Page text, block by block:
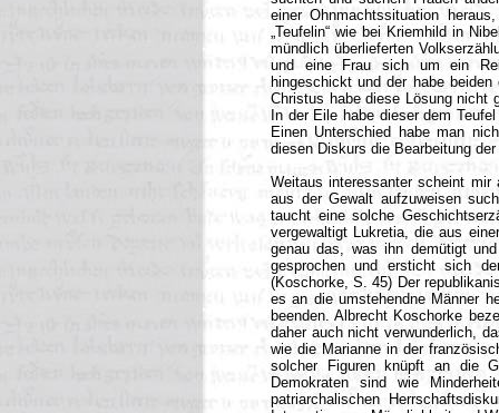
einer Ohnmachtssituation
„Teufelin“ wie bei Kriemhild in
mündlich überlieferten
und eine Frau sich um ein
hingeschickt und der habe
Christus habe diese Lösung nicht
In der Eile habe dieser dem
Einen Unterschied habe man
diesen Diskurs die Bearbeitung der
Weitaus interessanter scheint mir
aus der Gewalt aufzuweisen
taucht eine solche
vergewaltigt Lukretia, die aus
genau das, was ihn demütigt
gesprochen und ersticht sich
(Koschorke, S. 45) Der
es an die umstehendne Männer
beenden. Albrecht Koschorke
daher auch nicht verwunderlich,
wie die Marianne in der
solcher Figuren knüpft an die
Demokraten sind wie
patriarchalischen